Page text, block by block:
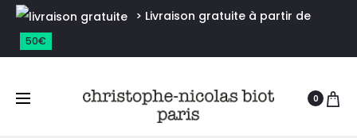
> Livraison gratuite à partir de
50€
0